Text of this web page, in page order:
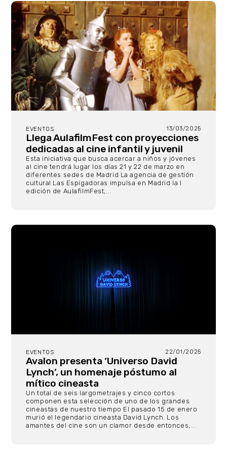
EVENTOS 13/03/2025
Llega AulafilmFest con proyecciones
dedicadas al cine infantil y juvenil
Esta iniciativa que busca acercar a niños y jóvenes
al cine tendrá lugar los días 21 y 22 de marzo en
diferentes sedes de Madrid La agencia de gestión
cultural Las Espigadoras impulsa en Madrid la I
edición de AulafilmFest,...
EVENTOS 22/01/2025
Avalon presenta ‘Universo David
Lynch’, un homenaje póstumo al
mítico cineasta
Un total de seis largometrajes y cinco cortos
componen esta selección de uno de los grandes
cineastas de nuestro tiempo El pasado 15 de enero
murió el legendario cineasta David Lynch. Los
amantes del cine son un clamor desde entonces,...